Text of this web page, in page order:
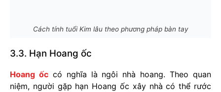
Cách tính tuổi Kim lâu theo phương pháp bàn tay
3.3. Hạn Hoang ốc
Hoang ốccó nghĩa là ngôi nhà hoang. Theo quan
niệm, người gặp hạn Hoang ốc xây nhà có thể rước